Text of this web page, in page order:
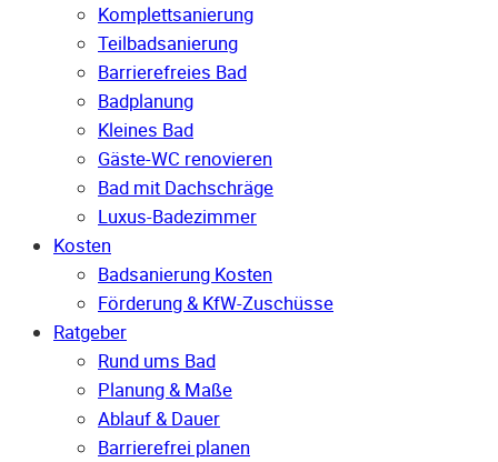
Komplettsanierung
Teilbadsanierung
Barrierefreies Bad
Badplanung
Kleines Bad
Gäste-WC renovieren
Bad mit Dachschräge
Luxus-Badezimmer
Kosten
Badsanierung Kosten
Förderung & KfW-Zuschüsse
Ratgeber
Rund ums Bad
Planung & Maße
Ablauf & Dauer
Barrierefrei planen